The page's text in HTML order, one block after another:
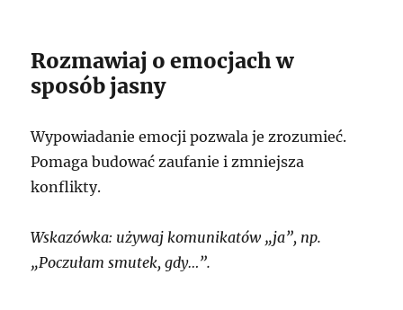
Rozmawiaj o emocjach w
sposób jasny
Wypowiadanie emocji pozwala je zrozumieć.
Pomaga budować zaufanie i zmniejsza
konflikty.
Wskazówka: używaj komunikatów „ja”, np.
„Poczułam smutek, gdy…”.